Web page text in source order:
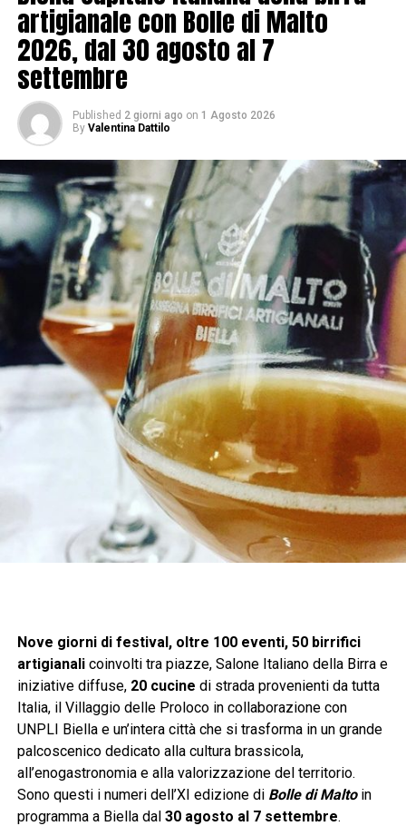
artigianale con Bolle di Malto
2026, dal 30 agosto al 7
settembre
Published 2 giorni ago on 1 Agosto 2026
By Valentina Dattilo
Nove giorni di festival, oltre 100 eventi, 50 birrifici
artigianalicoinvolti tra piazze, Salone Italiano della Birra e
iniziative diffuse,20 cucine di strada provenienti da tutta
Italia, il Villaggio delle Proloco in collaborazione con
UNPLI Biella e un’intera città che si trasforma in un grande
palcoscenico dedicato alla cultura brassicola,
all’enogastronomia e alla valorizzazione del territorio.
Sono questi i numeri dell’XI edizione di Bolle di Maltoin
programma a Biella dal 30 agosto al 7 settembre.